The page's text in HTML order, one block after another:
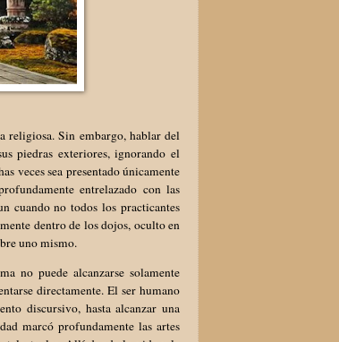
religiosa. Sin embargo, hablar del
piedras exteriores, ignorando el
veces sea presentado únicamente
entrelazado con las
cuando no todos los practicantes
dentro de los dojos, oculto en
uno mismo.
no puede alcanzarse solamente
directamente. El ser humano
discursivo, hasta alcanzar una
marcó profundamente las artes